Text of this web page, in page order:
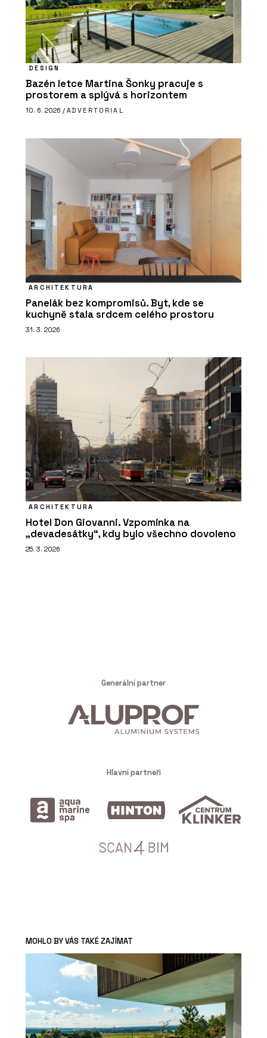
DESIGN
Bazén letce Martina Šonky pracuje s
prostorem a splývá s horizontem
10. 6. 2026 / ADVERTORIAL
ARCHITEKTURA
Panelák bez kompromisů. Byt, kde se
kuchyně stala srdcem celého prostoru
31. 3. 2026
ARCHITEKTURA
Hotel Don Giovanni. Vzpomínka na
„devadesátky“, kdy bylo všechno dovoleno
25. 3. 2026
Generální partner
Hlavní partneři
MOHLO BY VÁS TAKÉ ZAJÍMAT